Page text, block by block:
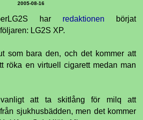
2005-08-16
har redaktionen börjat
LG2S XP.
som bara den, och det kommer att
röka en virtuell cigarett medan man
att ta skitlång för milq att
sjukhusbädden, men det kommer